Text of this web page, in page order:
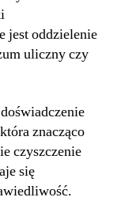
jest oddzielenie
uliczny czy
znacząco
czyszczenie
się